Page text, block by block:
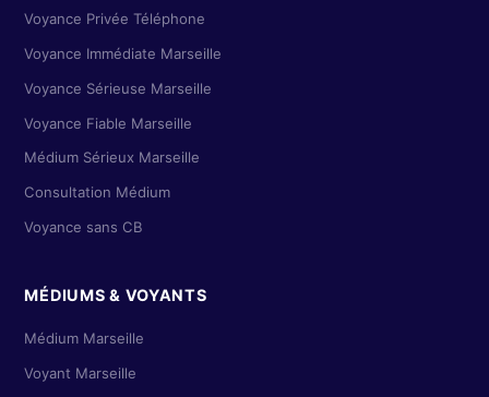
Voyance Privée Téléphone
Voyance Immédiate Marseille
Voyance Sérieuse Marseille
Voyance Fiable Marseille
Médium Sérieux Marseille
Consultation Médium
Voyance sans CB
MÉDIUMS & VOYANTS
Médium Marseille
Voyant Marseille